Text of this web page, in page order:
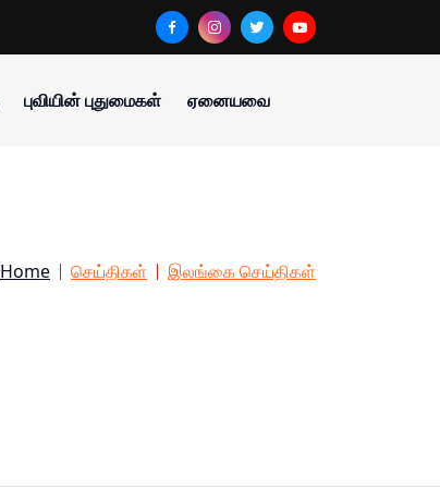
புவியின் புதுமைகள் ஏனையவை
Home செய்திகள் இலங்கை செய்திகள்